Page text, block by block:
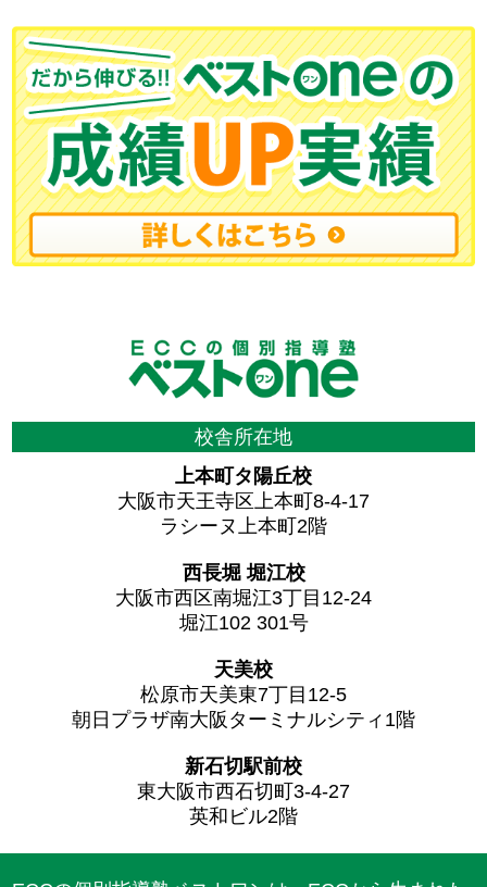
校舎所在地
上本町タ陽丘校
大阪市天王寺区上本町8-4-17
ラシーヌ上本町2階
西長堀 堀江校
大阪市西区南堀江3丁目12-24
堀江102 301号
天美校
松原市天美東7丁目12-5
朝日プラザ南大阪ターミナルシティ1階
新石切駅前校
東大阪市西石切町3-4-27
英和ビル2階